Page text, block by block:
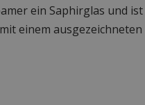
ein Saphirglas und ist
einem ausgezeichneten